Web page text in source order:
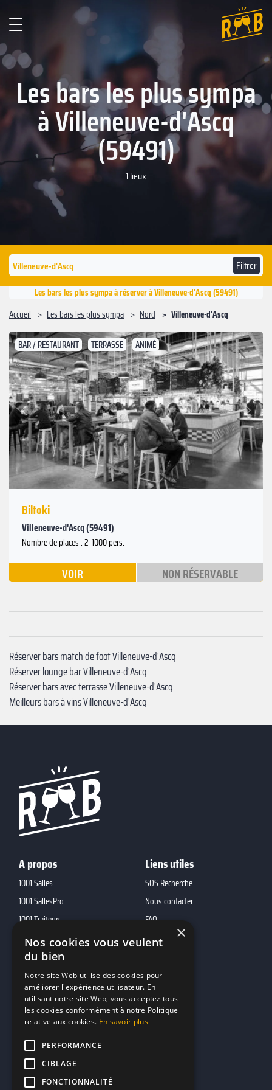
Les bars les plus sympa
à Villeneuve-d'Ascq
(59491)
1 lieux
Filtrer
Les bars les plus sympa à réserver à Villeneuve-d'Ascq (59491)
Accueil
Les bars les plus sympa Nord Villeneuve-d'Ascq
BAR / RESTAURANT TERRASSE ANIMÉ
Précédent
Suivant
Biltoki
Villeneuve-d'Ascq (59491)
Nombre de places : 2-1000 pers.
VOIR NON RÉSERVABLE
Réserver bars match de foot Villeneuve-d'Ascq
Réserver lounge bar Villeneuve-d'Ascq
Réserver bars avec terrasse Villeneuve-d'Ascq
Meilleurs bars à vins Villeneuve-d'Ascq
A propos
1001 Salles
1001 SallesPro
1001 Traiteurs
1001 DJ
10h01
MP2
Liens utiles
SOS Recherche
Nous contacter
FAQ
Contacts
marketing@reserverunbar.fr
11 rue Maurice Grandcoing
94200 Ivry-sur-Seine
×
Nos cookies vous veulent
du bien
Notre site Web utilise des cookies pour
améliorer l'expérience utilisateur. En
utilisant notre site Web, vous acceptez tous
les cookies conformément à notre Politique
relative aux cookies. En savoir plus
PERFORMANCE
CIBLAGE
FONCTIONNALITÉ